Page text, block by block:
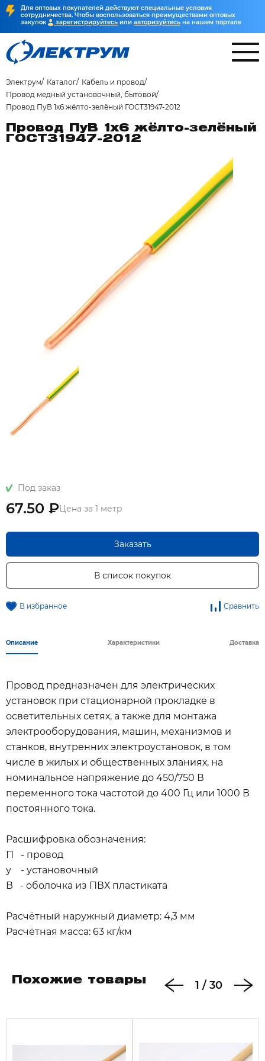
Для оптовых покупателей действуют специальные условия
сотрудничества. Чтобы воспользоваться преимуществами оптовых
закупок
зарегистрируйтесь или авторизуйтесь на нашем портале
Электрум Каталог
Кабель и провод
Провод медный установочный, бытовой
Провод ПуВ 1х6 жёлто-зелёный ГОСТ31947-2012
Провод ПуВ 1х6 жёлто-зелёный
ГОСТ31947-2012
Под заказ
67.50 ₽Цена за 1 метр
Заказать
В список покупок
В избранное Сравнить
Описание Характеристики Доставка
Провод предназначен для электрических
установок при стационарной прокладке в
осветительных сетях, а также для монтажа
электрооборудования, машин, механизмов и
станков, внутренних электроустановок, в том
числе в жилых и общественных зланиях, на
номинальное напряжение до 450/750 В
переменного тока частотой до 400 Гц или 1000 В
постоянного тока.
Расшифровка обозначения:
П - провод
у - установочный
В - оболочка из ПВХ пластиката
Расчётный наружный диаметр: 4,3 мм
Расчётная масса: 63 кг/км
Похожие товары 1 / 30